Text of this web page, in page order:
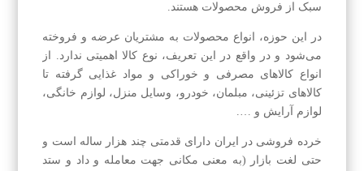
سبک از فروش محصولات هستند.
در این حوزه، انواع محصولات به مشتریان عرضه و فروخته
می‌شود و در واقع در این تعریف، نوع کالا اهمیتی ندارد. از
انواع کالاهای مصرفی و خوراکی و مواد غذایی گرفته تا
کالاهای تزئینی، مبلمان، خودرو، وسایل منزل، لوازم خانگی،
لوازم آرایش و ….
خرده فروشی در ایران دارای قدمتی چند هزار ساله است و
حتی لغت بازار (به معنی مکانی جهت معامله و داد و ستد